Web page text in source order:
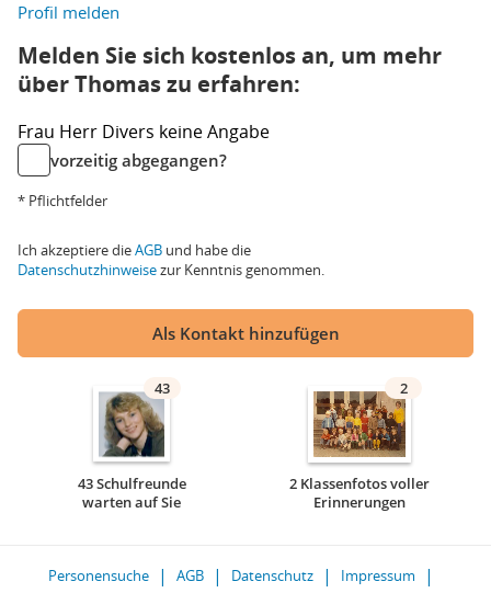
Profil melden
Melden Sie sich kostenlos an, um mehr
über Thomas zu erfahren:
Frau Herr Divers keine Angabe
vorzeitig abgegangen?
* Pflichtfelder
Ich akzeptiere dieAGB und habe die
Datenschutzhinweisezur Kenntnis genommen.
Als Kontakt hinzufügen
43
43 Schulfreunde
warten auf Sie
2
2 Klassenfotos voller
Erinnerungen
Personensuche AGB Datenschutz
Impressum